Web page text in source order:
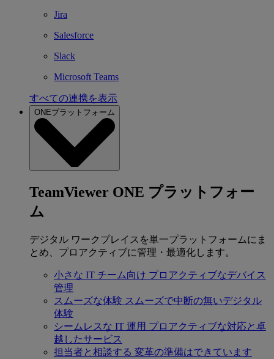
Jira
Salesforce
Slack
Microsoft Teams
すべての連携を表示
ONEプラットフォーム
TeamViewer ONE プラットフォー
ム
デジタル ワークプレイスを単一プラットフォームにま
とめ、プロアクティブに管理・最適化します。
小さな IT チーム向け プロアクティブなデバイス
管理
スムーズな体験 スムーズで中断の無いデジタル
体験
シームレスな IT 運用 プロアクティブな対応と卓
越したサービス
担当者と相談する 変革の準備はできています